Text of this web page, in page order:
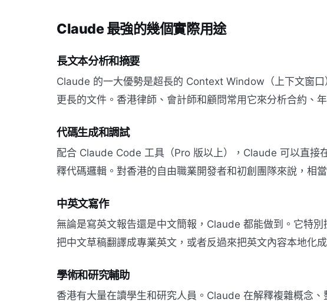
Claude 最強的幾個實際用途
長文本分析和摘要
Claude 的一大優勢是超長的 Context Window（上下文窗
更長的文件。香港律師、會計師和顧問常用它來分析合約、
代碼生成和調試
配合 Claude Code 工具（Pro 版以上），Claude 可以直接
釋代碼邏輯。對香港的自由職業開發者和初創團隊來說，相
中英文寫作
無論是寫英文報告還是中文簡報，Claude 都能做到。它特
把中文草稿翻譯成專業英文，或者反過來把英文內容本地化
學術和研究輔助
香港有大量在讀學生和研究人員。Claude 在解釋複雜概念